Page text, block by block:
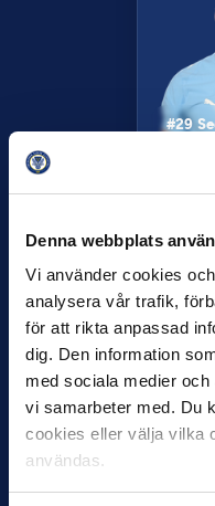
Denna webbplats
Vi använder cookies
analysera vår trafik,
för att rikta anpassad
dig. Den information
med sociala medier
vi samarbeter med. Du
cookies eller välja vilka
användas.
#29
VEM VAR
TRÄNARE I
STÄNGER OM 2 DAGAR